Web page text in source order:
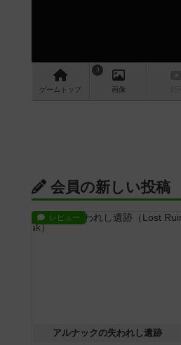
ゲーム トップ
3
画像
会員の新しい投稿
レビュー
アルナックの失われし遺跡